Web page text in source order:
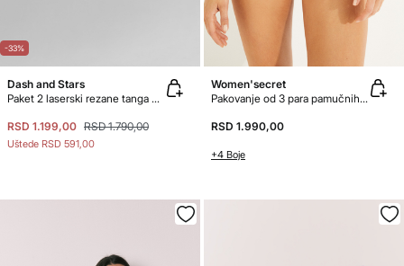
-33%
Dash and Stars
Paket 2 laserski rezane tanga gaćice
RSD 1.199,00 RSD 1.790,00
Uštede RSD 591,00
Women'secret
Pakovanje od 3 para pamučnih tangica
RSD 1.990,00
+4 Boje